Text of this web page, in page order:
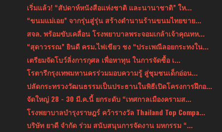
เริ่มแล้ว! “สัปดาห์หนังสือแห่งชาติ และนานาชาติ” ให...
“ขนมแม่เอย” จากรุ่นสู่รุ่น สร้างตำนานร้านขนมไทยขาย...
สจล. พร้อมขับเคลื่อน โรงพยาบาลพระจอมเกล้าเจ้าคุณทห...
“สุดาวรรณ” ยินดี ครม.ไฟเขียว ชง “ประเพณีลอยกระทงใน...
เตรียมจัดโบว์ลิ่งการกุศล เพื่อหาทุน ในการจัดซื้อ เ...
โรตารีกรุงเทพมหานครร่วมมอบความรู้ สู่ชุมชนเด็กอ่อน...
ปลัดกระทรวงวัฒนธรรมเป็นประธานในพิธีเปิดโครงการฝึกอ...
จัดใหญ่ 28 - 30 มี.ค.นี้ ยกระดับ “เทศกาลเมืองครามส...
โรงพยาบาลบำรุงราษฎร์ คว้ารางวัล Thailand Top Compa...
บริษัท ยาดี จํากัด ร่วม สนับสนุนการจัดงาน มหกรรม “...